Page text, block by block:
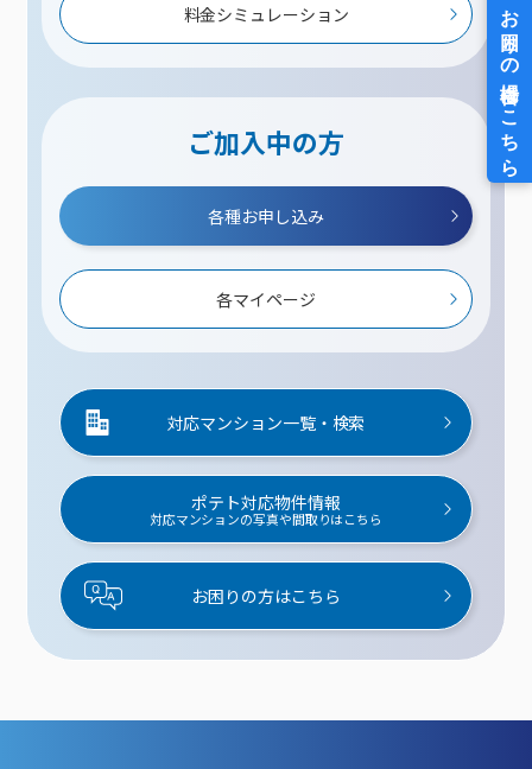
料金シミュレーション
ご加入中の方
各種お申し込み
各マイページ
対応マンション一覧・検索
ポテト対応物件情報
対応マンションの写真や間取りはこちら
お困りの方はこちら